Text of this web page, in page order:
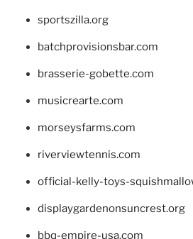
sportszilla.org
batchprovisionsbar.com
brasserie-gobette.com
musicrearte.com
morseysfarms.com
riverviewtennis.com
official-kelly-toys-
displaygardenonsuncrest.org
bbq-empire-usa.com